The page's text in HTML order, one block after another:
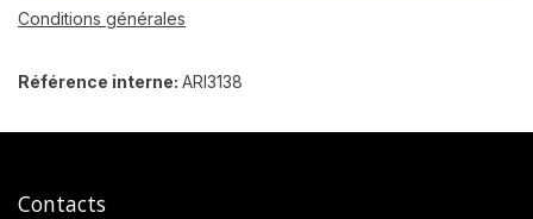
Conditions générales
Référence interne: ARI3138
Contacts